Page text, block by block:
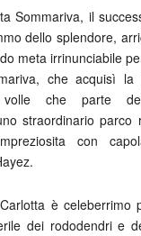
Sommariva, il
dello splendore,
meta irrinunciabile
che acquisì la
volle che parte
straordinario parco
con
è celeberrimo
dei rododendri e